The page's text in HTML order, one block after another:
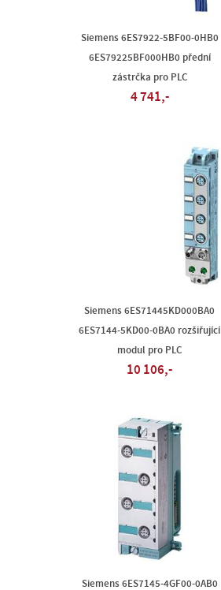
Siemens 6ES7922-5BF00-0HB0
6ES79225BF000HB0 přední
zástrčka pro PLC
4 741,-
Siemens 6ES71445KD000BA0
6ES7144-5KD00-0BA0 rozšiřující
modul pro PLC
10 106,-
Siemens 6ES7145-4GF00-0AB0